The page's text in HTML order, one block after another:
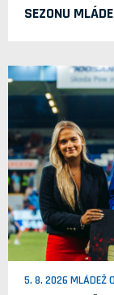
SEZONU
5. 8. 2026 MLÁDEŽ